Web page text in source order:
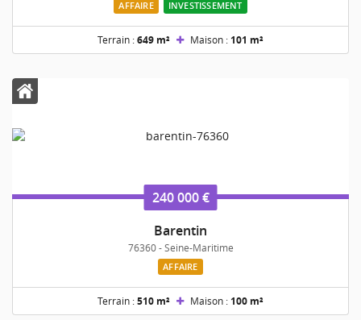
AFFAIRE INVESTISSEMENT
Terrain :649 m² Maison : 101 m²
240 000 €
Barentin
76360 - Seine-Maritime
AFFAIRE
Terrain :510 m² Maison : 100 m²